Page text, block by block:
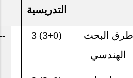
التدريسية
طرق البحث
الهندسي
3 (3+0)